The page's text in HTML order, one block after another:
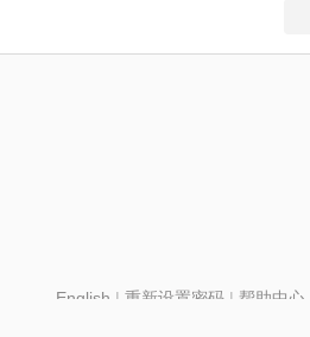
English | 重新设置密码| 帮助中心